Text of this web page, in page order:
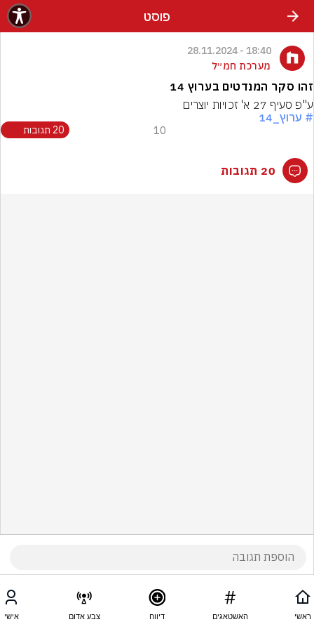
פוסט
18:40 - 28.11.2024
מערכת חמ״ל
זהו סקר המנדטים בערוץ 14
ע"פ סעיף 27 א' זכויות יוצרים
# ערוץ_14
10 20 תגובות
20 תגובות
ראשי האשטאגים דיווח צבע אדום אישי